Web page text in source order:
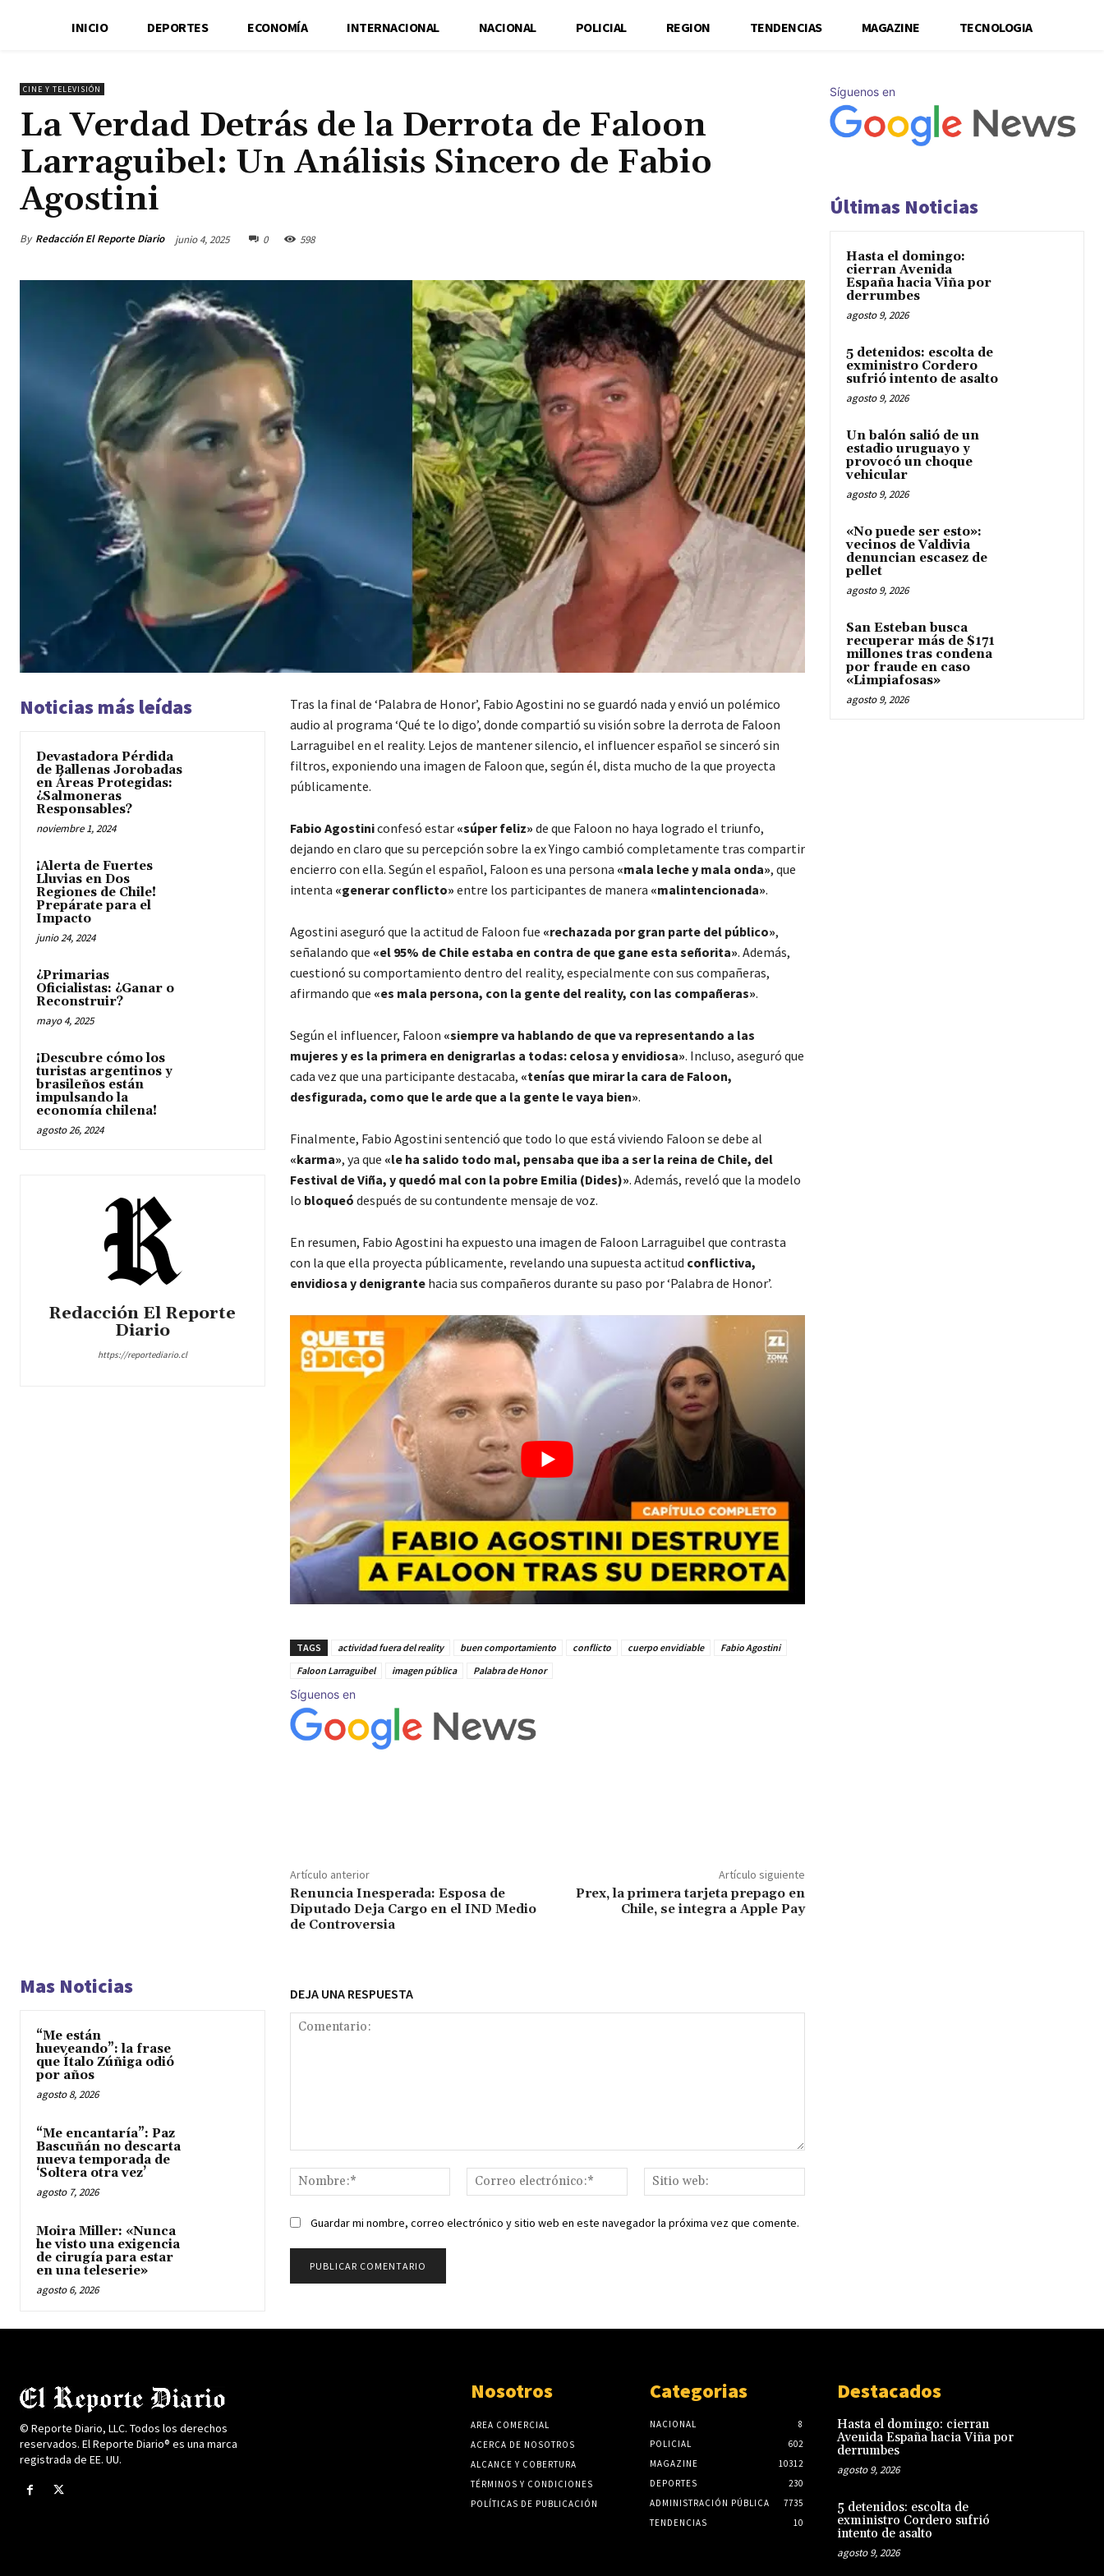
INICIO DEPORTES ECONOMÍA INTERNACIONAL NACIONAL POLICIAL REGION TENDENCIAS MAGAZINE TECNOLOGIA
CINE Y TELEVISIÓN
La Verdad Detrás de la Derrota de Faloon
Larraguibel: Un Análisis Sincero de Fabio
Agostini
By Redacción El Reporte Diario junio 4, 2025 0 598
Noticias más leídas
Devastadora Pérdida
de Ballenas Jorobadas
en Áreas Protegidas:
¿Salmoneras
Responsables?
noviembre 1, 2024
¡Alerta de Fuertes
Lluvias en Dos
Regiones de Chile!
Prepárate para el
Impacto
junio 24, 2024
¿Primarias
Oficialistas: ¿Ganar o
Reconstruir?
mayo 4, 2025
¡Descubre cómo los
turistas argentinos y
brasileños están
impulsando la
economía chilena!
agosto 26, 2024
Redacción El Reporte
Diario
https://reportediario.cl
Tras la final de ‘Palabra de Honor’, Fabio Agostini no se guardó nada y envió un polémico
audio al programa ‘Qué te lo digo’, donde compartió su visión sobre la derrota de Faloon
Larraguibel en el reality. Lejos de mantener silencio, el influencer español se sinceró sin
filtros, exponiendo una imagen de Faloon que, según él, dista mucho de la que proyecta
públicamente.
Fabio Agostiniconfesó estar «súper feliz» de que Faloon no haya logrado el triunfo,
dejando en claro que su percepción sobre la ex Yingo cambió completamente tras compartir
encierro con ella. Según el español, Faloon es una persona «mala leche y mala onda», que
intenta «generar conflicto» entre los participantes de manera «malintencionada».
Agostini aseguró que la actitud de Faloon fue «rechazada por gran parte del público»,
señalando que «el 95% de Chile estaba en contra de que gane esta señorita». Además,
cuestionó su comportamiento dentro del reality, especialmente con sus compañeras,
afirmando que «es mala persona, con la gente del reality, con las compañeras».
Según el influencer, Faloon «siempre va hablando de que va representando a las
mujeres y es la primera en denigrarlas a todas: celosa y envidiosa». Incluso, aseguró que
cada vez que una participante destacaba, «tenías que mirar la cara de Faloon,
desfigurada, como que le arde que a la gente le vaya bien».
Finalmente, Fabio Agostini sentenció que todo lo que está viviendo Faloon se debe al
«karma», ya que «le ha salido todo mal, pensaba que iba a ser la reina de Chile, del
Festival de Viña, y quedó mal con la pobre Emilia (Dides)». Además, reveló que la modelo
lo bloqueó después de su contundente mensaje de voz.
En resumen, Fabio Agostini ha expuesto una imagen de Faloon Larraguibel que contrasta
con la que ella proyecta públicamente, revelando una supuesta actitud conflictiva,
envidiosa y denigrantehacia sus compañeros durante su paso por ‘Palabra de Honor’.
TAGS actividad fuera del reality buen comportamiento conflicto cuerpo envidiable
Fabio Agostini
Faloon Larraguibel
imagen pública Palabra de Honor
Síguenos en
Artículo anterior
Renuncia Inesperada: Esposa de
Diputado Deja Cargo en el IND Medio
de Controversia
Artículo siguiente
Prex, la primera tarjeta prepago en
Chile, se integra a Apple Pay
Mas Noticias
“Me están
hueveando”: la frase
que Ítalo Zúñiga odió
por años
agosto 8, 2026
“Me encantaría”: Paz
Bascuñán no descarta
nueva temporada de
‘Soltera otra vez’
agosto 7, 2026
Moira Miller: «Nunca
he visto una exigencia
de cirugía para estar
en una teleserie»
agosto 6, 2026
DEJA UNA RESPUESTA
Nombre:*
Correo
electrónico:*
web:
Guardar mi nombre, correo electrónico y sitio web en este navegador la próxima vez que comente.
Síguenos en
Últimas Noticias
Hasta el domingo:
cierran Avenida
España hacia Viña por
derrumbes
agosto 9, 2026
5 detenidos: escolta de
exministro Cordero
sufrió intento de asalto
agosto 9, 2026
Un balón salió de un
estadio uruguayo y
provocó un choque
vehicular
agosto 9, 2026
«No puede ser esto»:
vecinos de Valdivia
denuncian escasez de
pellet
agosto 9, 2026
San Esteban busca
recuperar más de $171
millones tras condena
por fraude en caso
«Limpiafosas»
agosto 9, 2026
© Reporte Diario, LLC. Todos los derechos
reservados. El Reporte Diario® es una marca
registrada de EE. UU.
Nosotros
AREA COMERCIAL
ACERCA DE NOSOTROS
ALCANCE Y COBERTURA
TÉRMINOS Y CONDICIONES
POLÍTICAS DE PUBLICACIÓN
Categorias
NACIONAL
8
POLICIAL
602
MAGAZINE
10312
DEPORTES
230
ADMINISTRACIÓN PÚBLICA
7735
TENDENCIAS
10
Destacados
Hasta el domingo: cierran
Avenida España hacia Viña por
derrumbes
agosto 9, 2026
5 detenidos: escolta de
exministro Cordero sufrió
intento de asalto
agosto 9, 2026